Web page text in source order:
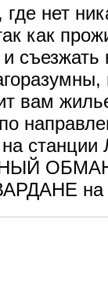
нет
как
съезжать
вам